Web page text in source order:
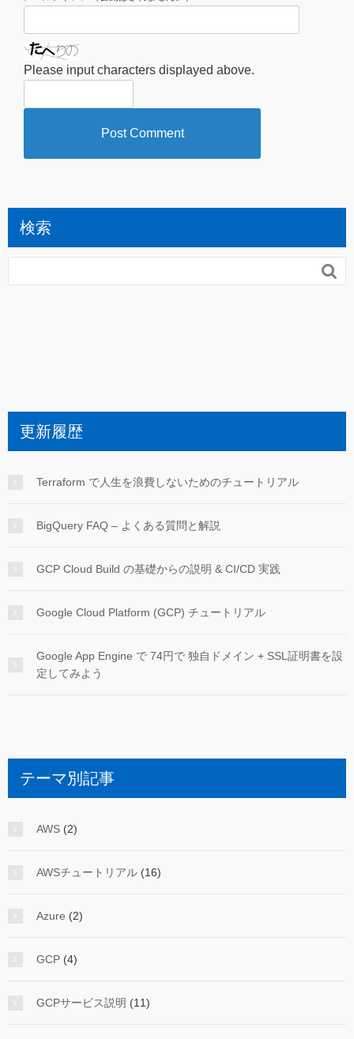
Please input characters displayed above.
検索

更新履歴
Terraform で人生を浪費しないためのチュートリアル
BigQuery FAQ – よくある質問と解説
GCP Cloud Build の基礎からの説明 & CI/CD 実践
Google Cloud Platform (GCP) チュートリアル
Google App Engine で 74円で 独自ドメイン + SSL証明書を設
定してみよう
テーマ別記事
AWS (2)
AWSチュートリアル (16)
Azure (2)
GCP (4)
GCPサービス説明 (11)